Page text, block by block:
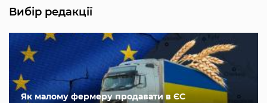
Вибір редакції
Як малому фермеру продавати в ЄС